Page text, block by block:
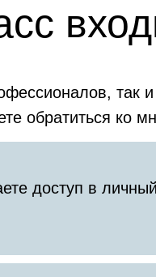
обратиться ко
доступ в